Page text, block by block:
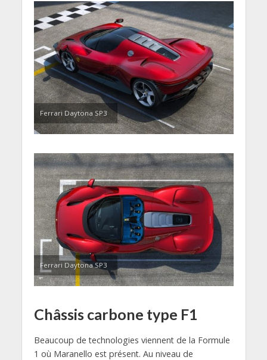
Ferrari Daytona SP3
Ferrari Daytona SP3
Châssis carbone type F1
Beaucoup de technologies viennent de la Formule
1 où Maranello est présent. Au niveau de